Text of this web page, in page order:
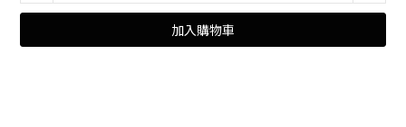
加入購物車